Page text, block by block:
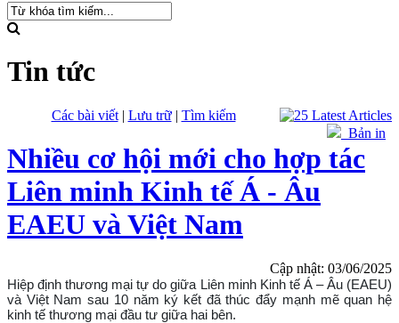
Tin tức
Các bài viết| Lưu trữ| Tìm kiếm
Bản in
Nhiều cơ hội mới cho hợp tác
Liên minh Kinh tế Á - Âu
EAEU và Việt Nam
Cập nhật: 03/06/2025
Hiệp định thương mại tự do giữa Liên minh Kinh tế Á – Âu (EAEU)
và Việt Nam sau 10 năm ký kết đã thúc đẩy mạnh mẽ quan hệ
kinh tế thương mại đầu tư giữa hai bên.